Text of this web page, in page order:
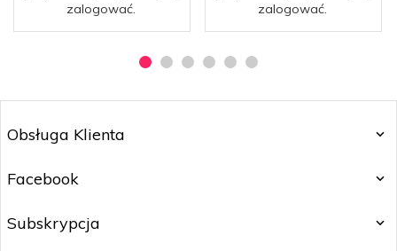
zalogować.
zalogować.
Obsługa Klienta
Facebook
Subskrypcja